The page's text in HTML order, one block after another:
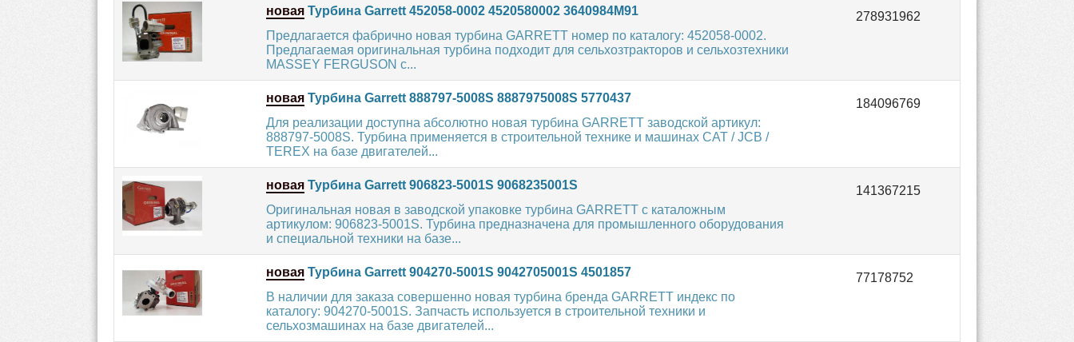
новая Турбина Garrett 452058-0002 4520580002 3640984M91
Предлагается фабрично новая турбина GARRETT номер по каталогу: 452058-0002.
Предлагаемая оригинальная турбина подходит для сельхозтракторов и сельхозтехники
MASSEY FERGUSON с...
новая Турбина Garrett 888797-5008S 8887975008S 5770437
Для реализации доступна абсолютно новая турбина GARRETT заводской артикул:
888797-5008S. Турбина применяется в строительной технике и машинах CAT / JCB /
TEREX на базе двигателей...
новая Турбина Garrett 906823-5001S 9068235001S
Оригинальная новая в заводской упаковке турбина GARRETT с каталожным
артикулом: 906823-5001S. Турбина предназначена для промышленного оборудования
и специальной техники на базе...
новая Турбина Garrett 904270-5001S 9042705001S 4501857
В наличии для заказа совершенно новая турбина бренда GARRETT индекс по
каталогу: 904270-5001S. Запчасть используется в строительной техники и
сельхозмашинах на базе двигателей...